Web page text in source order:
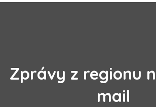
Zprávy z regionu
mail